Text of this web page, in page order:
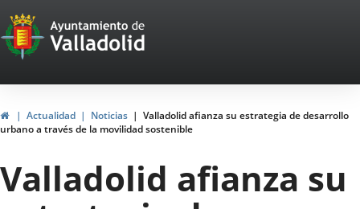
Portal
Web
del
Ayuntamiento
de
Valladolid
InicioActualidad Noticias
Valladolid afianza su estrategia de desarrollo
urbano a través de la movilidad sostenible
Valladolid afianza su